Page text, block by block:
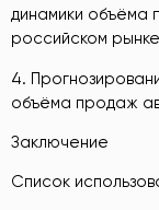
динамики объёма
российском рынке
4.
объёма продаж
Заключение
Список